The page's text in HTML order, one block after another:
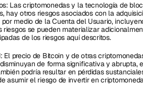
Las criptomonedas y la tecnología de
hay otros riesgos asociados con la
medio de la Cuenta del Usuario,
riesgos se pueden materializar
de los riesgos aquí descritos.
El precio de Bitcoin y de otras
de forma significativa y abrupta,
podría resultar en pérdidas
asumir el riesgo de invertir en